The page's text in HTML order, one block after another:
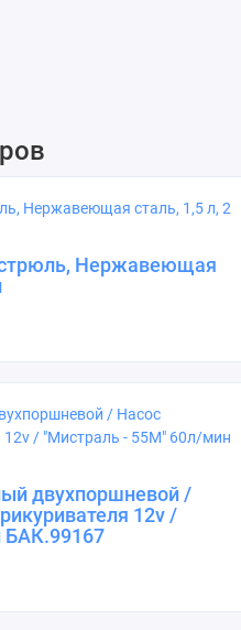
Нержавеющая
двухпоршневой /
12v /
БАК.99167